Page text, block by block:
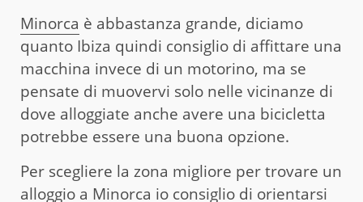
Minorca è abbastanza grande, diciamo
quanto Ibiza quindi consiglio di affittare una
macchina invece di un motorino, ma se
pensate di muovervi solo nelle vicinanze di
dove alloggiate anche avere una bicicletta
potrebbe essere una buona opzione.
Per scegliere la zona migliore per trovare un
alloggio a Minorca io consiglio di orientarsi